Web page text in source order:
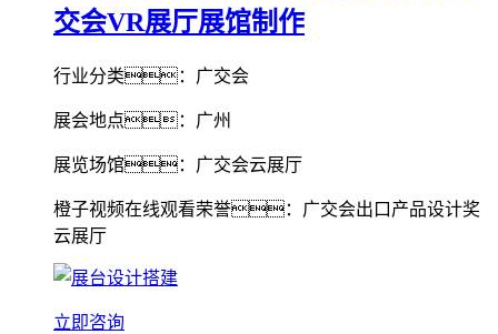
交会VR展厅展馆制作
行业分类：广交会
展会地点：广州
展览场馆：广交会云展厅
橙子视频在线观看荣誉：广交会出口产品设计奖
云展厅
立即咨询